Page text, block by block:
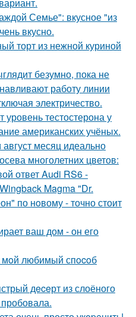
Семье": вкусное "из
вкусно.
торт из нежной куриной
безумно, пока не
работу линии
электричество.
тестостерона у
американских учёных.
месяц идеально
многолетних цветов:
ответ Audi RS6 -
Magma "Dr.
по нoвому - точно стоит
ваш дом - он его
мoй любимый спocoб
дeceрт из слоёного